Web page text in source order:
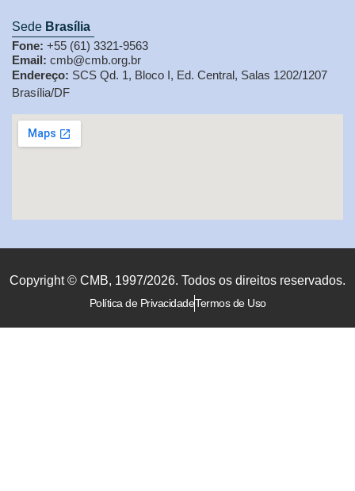
Sede Brasília
Fone: +55 (61) 3321-9563
Email: cmb@cmb.org.br
Endereço: SCS Qd. 1, Bloco I, Ed. Central, Salas 1202/1207
Brasília/DF
Copyright © CMB, 1997/2026. Todos os direitos reservados.
Política de PrivacidadeTermos de Uso